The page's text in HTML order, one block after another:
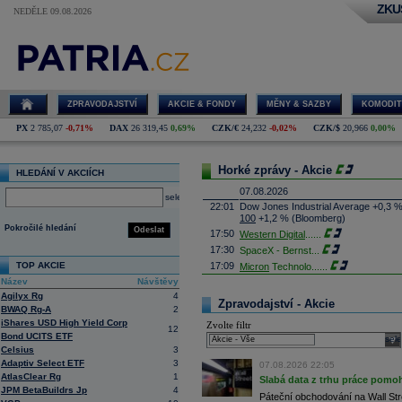
NEDĚLE 09.08.2026
ZPRAVODAJSTVÍ AKCIE & FONDY MĚNY & SAZBY
PX 2 785,07 -0,71% DAX 26 319,45 0,69% CZK/€ 24,232 -0,02% CZK/$ 20,966 0,00%
HLEDÁNÍ V AKCIÍCH
select
Odeslat
Pokročilé hledání
TOP AKCIE
Název
Návštěvy
Agilyx Rg
4
BWAQ Rg-A
2
iShares USD High Yield Corp
Bond UCITS ETF
12
Celsius
3
Adaptiv Select ETF
3
AtlasClear Rg
1
JPM BetaBuildrs Jp
4
Horké zprávy - Akcie
07.08.2026
22:01
Dow Jones Industrial Average +0,3
100 +1,2 % (Bloomberg)
17:50 Western Digital
17:30 SpaceX - Bernst
17:09 Micron Technolo
16:26
Objem obchodů s akciemi na
obchodů za poslední rok je 0,665
16:23 Zvýšení výroby balistických střel
nějakou dobu potrvá. Agentuře
Armin Papperger. Společná výroba
doplnit arzenál Spojeným státům,
(ČTK)
16:07 Conocophillips
Zpravodajství - Akcie
Zvolte filtr
07.08.2026 22:05
Slabá data z trhu práce
Páteční obchodování na Wall